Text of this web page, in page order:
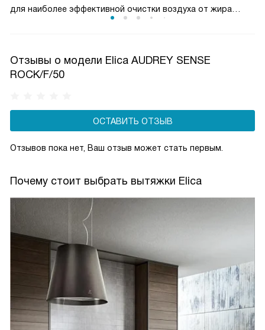
для наиболее эффективной очистки воздуха от жира
Отзывы о модели Elica AUDREY SENSE
ROCK/F/50
ОСТАВИТЬ ОТЗЫВ
Отзывов пока нет, Ваш отзыв может стать первым.
Почему стоит выбрать вытяжки Elica